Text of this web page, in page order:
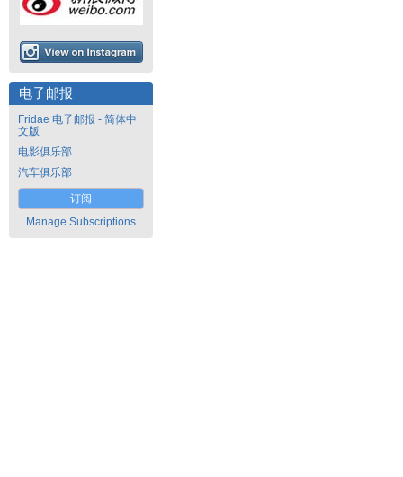
电子邮报
Fridae 电子邮报 - 简体中
文版
电影俱乐部
汽车俱乐部
订阅
Manage Subscriptions